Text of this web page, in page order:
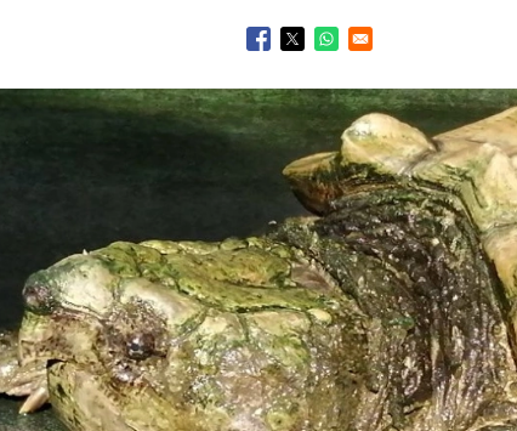
Opens in a new window
Opens in a new window
Opens in a new window